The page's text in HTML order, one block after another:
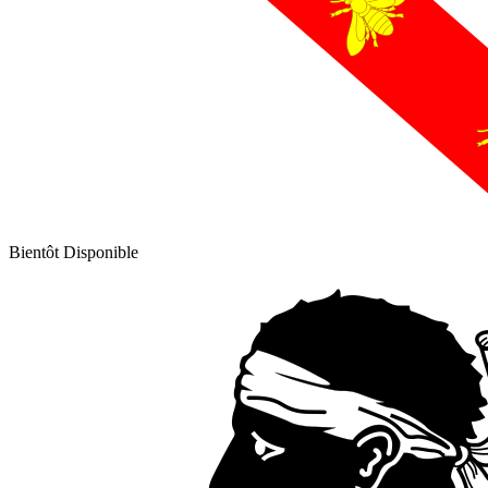
Bientôt Disponible